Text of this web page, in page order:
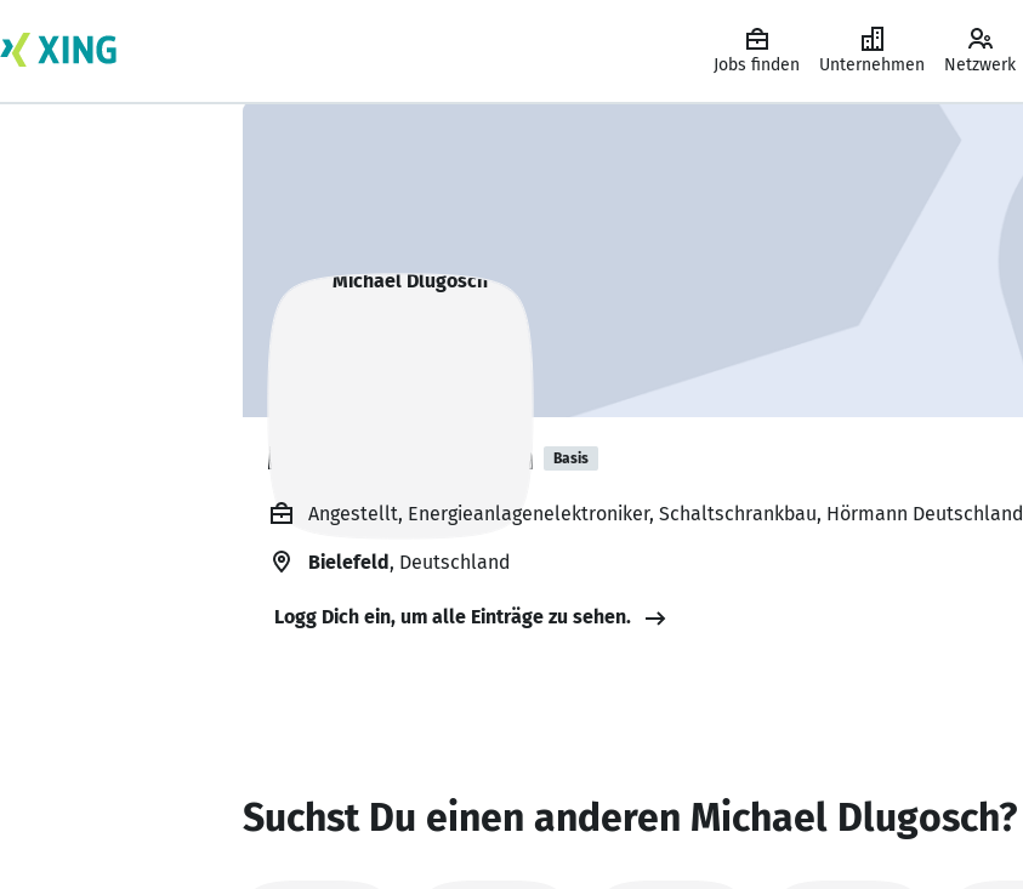
Jobs finden Unternehmen Netzwerk
Michael Dlugosch Basis
Angestellt, Energieanlagenelektroniker, Schaltschrankbau, Hörmann Deutschland
Bielefeld, Deutschland
Logg Dich ein, um alle Einträge zu sehen.
Suchst Du einen anderen Michael Dlugosch?